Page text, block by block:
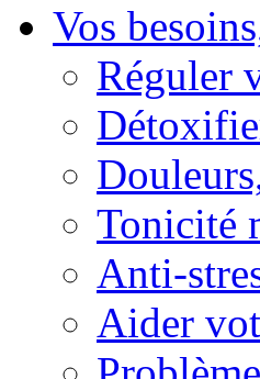
Vos
Réguler
Tonicité
Anti-
Aider